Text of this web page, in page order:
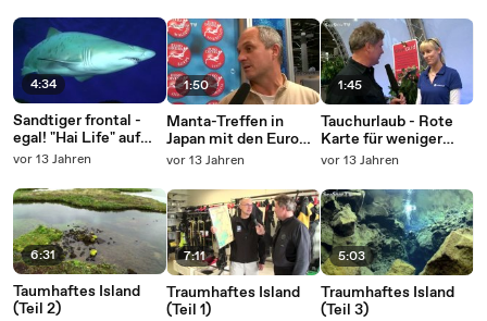
4:34
Sandtiger frontal -
egal! "Hai Life" auf
Mallorca
vor 13 Jahren
6:31
Taumhaftes Island
(Teil 2)
1:50
Manta-Treffen in
Japan mit den Euro
Divers
vor 13 Jahren
7:11
Traumhaftes Island
(Teil 1)
1:45
Tauchurlaub - Rote
Karte für weniger
Reiserisiko
vor 13 Jahren
5:03
Traumhaftes Island
(Teil 3)